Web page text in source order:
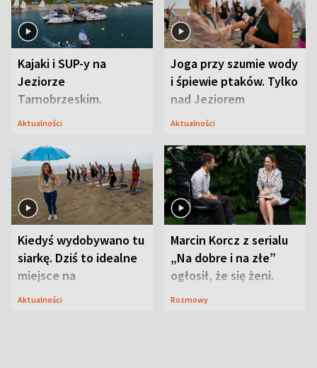
Kajaki i SUP-y na
Jeziorze
Tarnobrzeskim.
Przyrodnicy zwracają
Aktualności
Joga przy szumie wody
i śpiewie ptaków. Tylko
nad Jeziorem
Tarnobrzeskim
Aktualności
Kiedyś wydobywano tu
siarkę. Dziś to idealne
miejsce na
wypoczynek
Aktualności
Marcin Korcz z serialu
„Na dobre i na złe”
ogłosił, że się żeni.
Zdradził, co zmienił
Rozmowy